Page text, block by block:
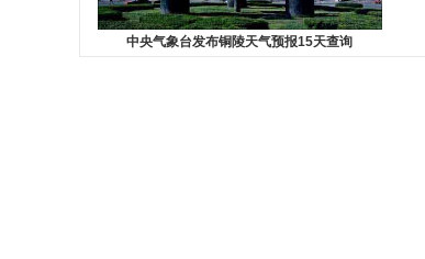
中央气象台发布铜陵天气预报15天查询